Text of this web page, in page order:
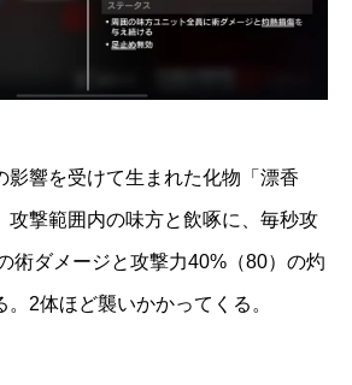
影響を受けて生まれた化物「漂香
攻撃範囲内の味方と飲啄に、毎秒攻
術ダメージと攻撃力40%（80）の灼
2体ほど襲いかかってくる。